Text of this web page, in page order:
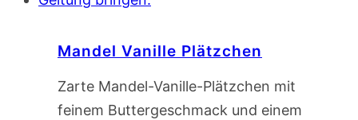
Mandel Vanille Plätzchen
Zarte Mandel-Vanille-Plätzchen mit
feinem Buttergeschmack und einem